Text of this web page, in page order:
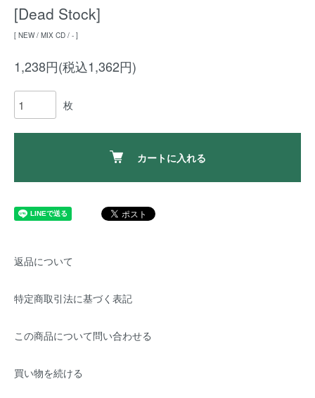
[Dead Stock]
[ NEW / MIX CD / - ]
1,238円(税込1,362円)
枚
カートに入れる
返品について
特定商取引法に基づく表記
この商品について問い合わせる
買い物を続ける